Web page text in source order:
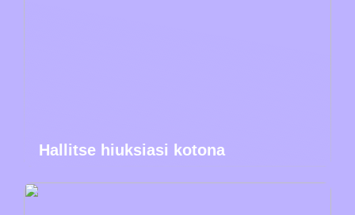
Hallitse hiuksiasi kotona